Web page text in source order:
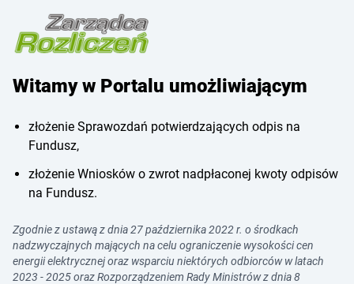
Witamy w Portalu umożliwiającym
złożenie Sprawozdań potwierdzających odpis na
Fundusz,
złożenie Wniosków o zwrot nadpłaconej kwoty odpisów
na Fundusz.
Zgodnie z ustawą z dnia 27 października 2022 r. o środkach
nadzwyczajnych mających na celu ograniczenie wysokości cen
energii elektrycznej oraz wsparciu niektórych odbiorców w latach
2023 - 2025 oraz Rozporządzeniem Rady Ministrów z dnia 8